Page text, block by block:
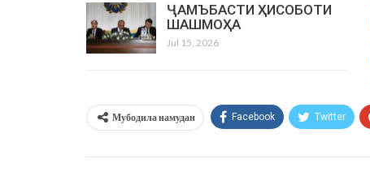
ҶАМЪБАСТИ ҲИСОБОТИ
ШАШМОҲА
Jul 15, 2026
Мубодила намудан Facebook Twitter